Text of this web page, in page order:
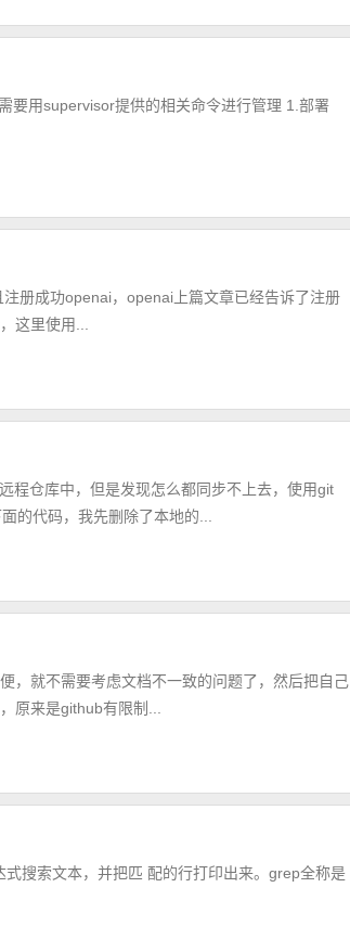
要用supervisor提供的相关命令进行管理 1.部署
册成功openai，openai上篇文章已经告诉了注册
这里使用...
程仓库中，但是发现怎么都同步不上去，使用git
的代码，我先删除了本地的...
，就不需要考虑文档不一致的问题了，然后把自己
原来是github有限制...
搜索文本，并把匹 配的行打印出来。grep全称是